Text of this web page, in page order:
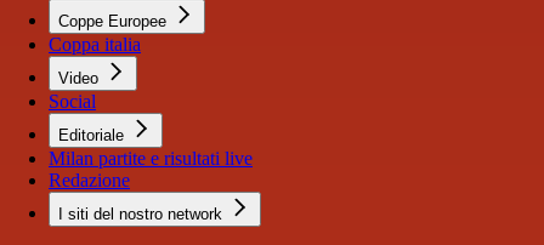
Coppe Europee
Coppa italia
Video
Social
Editoriale
Milan partite e risultati live
Redazione
I siti del nostro network